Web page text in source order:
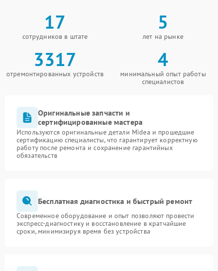
17
сотрудников в штате
5
лет на рынке
3317
отремонтированных устройств
4
минимальный опыт работы
специалистов
Оригинальные запчасти и
сертифицированные мастера
Используются оригинальные детали Midea и прошедшие
сертификацию специалисты, что гарантирует корректную
работу после ремонта и сохранение гарантийных
обязательств
Бесплатная диагностика и быстрый ремонт
Современное оборудование и опыт позволяют провести
экспресс-диагностику и восстановление в кратчайшие
сроки, минимизируя время без устройства